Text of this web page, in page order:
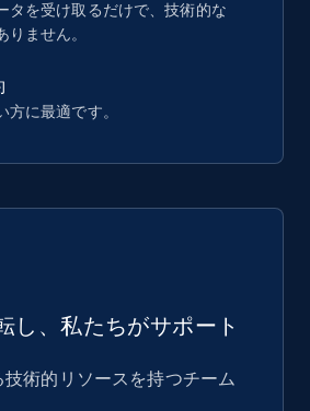
タを受け取るだけで、技術的な
りません。
方に最適です。
し、私たちがサポート
術的リソースを持つチーム